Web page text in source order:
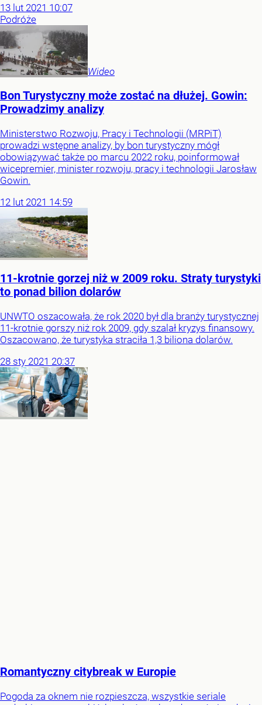
13 lut 2021 10:07
Podróże
Wideo
Bon Turystyczny może zostać na dłużej. Gowin:
Prowadzimy analizy
Ministerstwo Rozwoju, Pracy i Technologii (MRPiT)
prowadzi wstępne analizy, by bon turystyczny mógł
obowiązywać także po marcu 2022 roku, poinformował
wicepremier, minister rozwoju, pracy i technologii Jarosław
Gowin.
12 lut 2021 14:59
11-krotnie gorzej niż w 2009 roku. Straty turystyki
to ponad bilion dolarów
UNWTO oszacowała, że rok 2020 był dla branży turystycznej
11-krotnie gorszy niż rok 2009, gdy szalał kryzys finansowy.
Oszacowano, że turystyka straciła 1,3 biliona dolarów.
28 sty 2021 20:37
Romantyczny citybreak w Europie
Pogoda za oknem nie rozpieszcza, wszystkie seriale